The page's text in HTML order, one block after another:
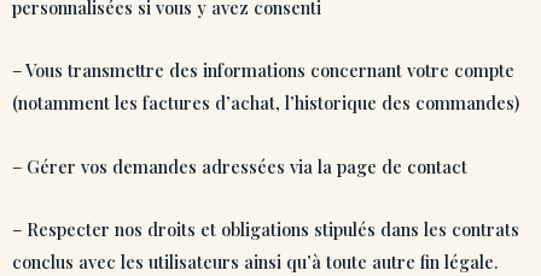
personnalisées si vous y avez consenti
– Vous transmettre des informations concernant votre compte
(notamment les factures d’achat, l’historique des commandes)
– Gérer vos demandes adressées via la page de contact
– Respecter nos droits et obligations stipulés dans les contrats
conclus avec les utilisateurs ainsi qu’à toute autre fin légale.